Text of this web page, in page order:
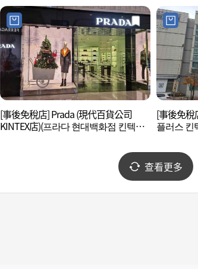
[事後免稅店] Prada (現代百貨公司
KINTEX店)(프라다 현대백화점 킨텍스
[事後免稅
플러스 킨
查看更多